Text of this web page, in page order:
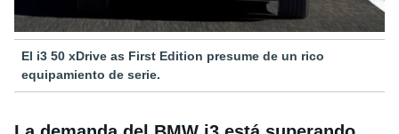
El i3 50 xDrive as First Edition presume de un rico
equipamiento de serie.